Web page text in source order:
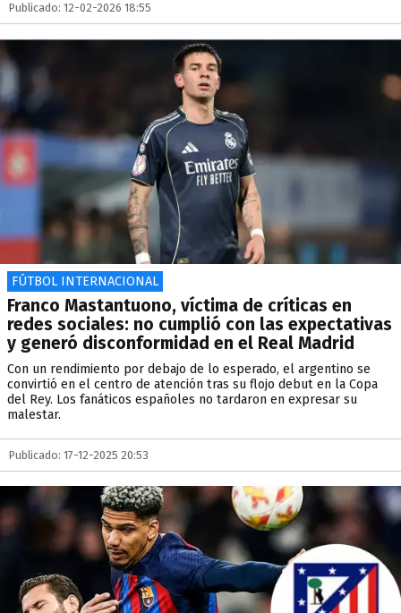
Publicado: 12-02-2026 18:55
FÚTBOL INTERNACIONAL
Franco Mastantuono, víctima de críticas en
redes sociales: no cumplió con las expectativas
y generó disconformidad en el Real Madrid
Con un rendimiento por debajo de lo esperado, el argentino se
convirtió en el centro de atención tras su flojo debut en la Copa
del Rey. Los fanáticos españoles no tardaron en expresar su
malestar.
Publicado: 17-12-2025 20:53